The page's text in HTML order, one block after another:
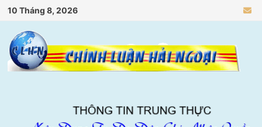
Skip
to
content
10 Tháng 8, 2026